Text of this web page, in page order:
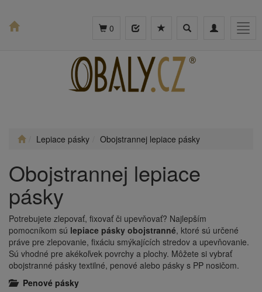
Toggle
Toggle
0
Lepiace pásky Obojstrannej lepiace pásky
Obojstrannej lepiace
pásky
Potrebujete zlepovať, fixovať či upevňovať? Najlepším
pomocníkom sú lepiace pásky obojstranné, ktoré sú určené
práve pre zlepovanie, fixáciu smýkajících stredov a upevňovanie.
Sú vhodné pre akékoľvek povrchy a plochy. Môžete si vybrať
obojstranné pásky textilné, penové alebo pásky s PP nosičom.
Penové pásky